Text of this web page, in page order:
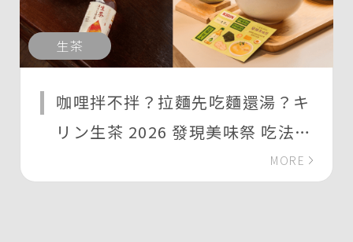
生茶
咖哩拌不拌？拉麵先吃麵還湯？キ
リン生茶 2026 發現美味祭 吃法東
MORE